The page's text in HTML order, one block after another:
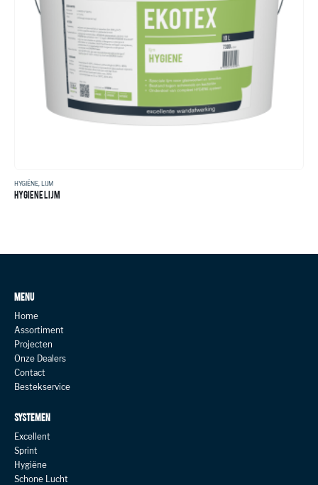
HYGIËNE LIJM
HYGIENE LIJM
MENU
Home
Assortiment
Projecten
Onze Dealers
Contact
Bestekservice
SYSTEMEN
Excellent
Sprint
Hygiëne
Schone Lucht